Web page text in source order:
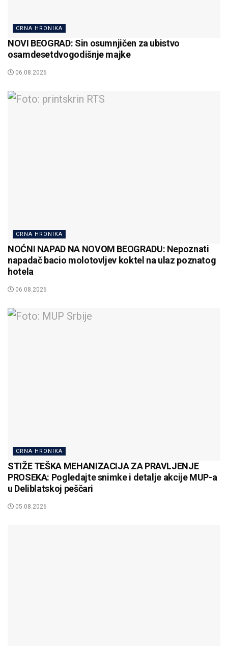
CRNA HRONIKA
NOVI BEOGRAD: Sin osumnjičen za ubistvo
osamdesetdvogodišnje majke
06.08.2026
CRNA HRONIKA
NOĆNI NAPAD NA NOVOM BEOGRADU: Nepoznati
napadač bacio molotovljev koktel na ulaz poznatog
hotela
06.08.2026
CRNA HRONIKA
STIŽE TEŠKA MEHANIZACIJA ZA PRAVLJENJE
PROSEKA: Pogledajte snimke i detalje akcije MUP-a
u Deliblatskoj peščari
05.08.2026